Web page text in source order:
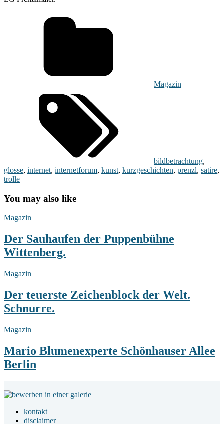
Magazin
bildbetrachtung,
glosse, internet, internetforum, kunst, kurzgeschichten, prenzl, satire,
trolle
You may also like
Der
der
Puppenbühne
Wittenberg.
Magazin
Der Sauhaufen der Puppenbühne
Wittenberg.
Der
Zeichenblock
der
Welt.
Magazin
Der teuerste Zeichenblock der Welt.
Schnurre.
Mario
Schönhauser
Allee
Berlin
Magazin
Mario Blumenexperte Schönhauser Allee
Berlin
Footer
Widget
Areakontakt
disclaimer